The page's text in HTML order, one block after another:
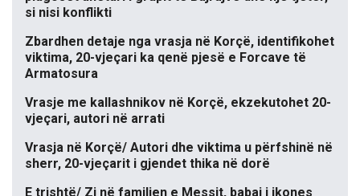
si nisi konflikti
Zbardhen detaje nga vrasja në Korçë, identifikohet
viktima, 20-vjeçari ka qenë pjesë e Forcave të
Armatosura
Vrasje me kallashnikov në Korçë, ekzekutohet 20-
vjeçari, autori në arrati
Vrasja në Korçë/ Autori dhe viktima u përfshinë në
sherr, 20-vjeçarit i gjendet thika në dorë
E trishtë/ Zi në familjen e Messit, babai i ikones